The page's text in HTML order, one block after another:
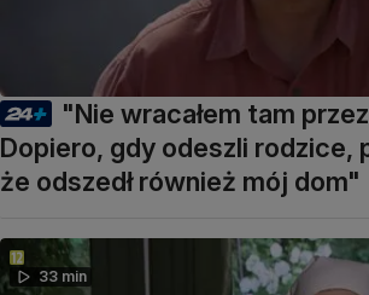
"Nie wracałem tam
Dopiero, gdy odeszli rodzice,
że odszedł również mój dom"
33 min